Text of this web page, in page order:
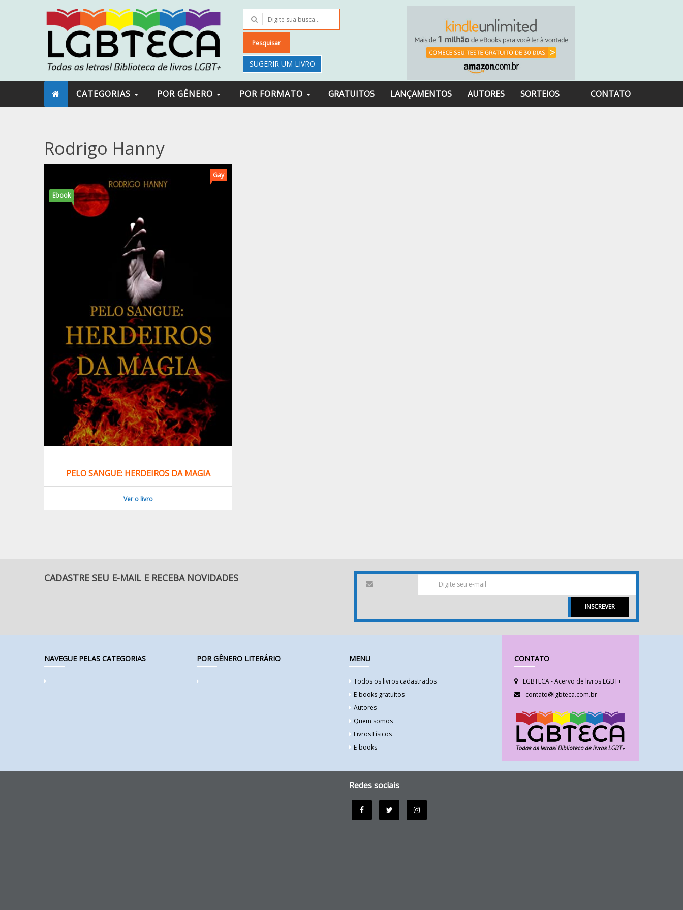
Pesquisar
SUGERIR UM LIVRO
CATEGORIAS POR GÊNERO POR FORMATO GRATUITOS LANÇAMENTOS AUTORES SORTEIOS CONTATO
Rodrigo Hanny
Ebook
Gay
PELO SANGUE: HERDEIROS DA MAGIA
Ver o livro
CADASTRE SEU E-MAIL E RECEBA NOVIDADES
INSCREVER
NAVEGUE PELAS CATEGORIAS POR GÊNERO LITERÁRIO MENU
Todos os livros cadastrados
E-books gratuitos
Autores
Quem somos
Livros Físicos
E-books
CONTATO
LGBTECA - Acervo de livros LGBT+
contato@lgbteca.com.br
Redes sociais